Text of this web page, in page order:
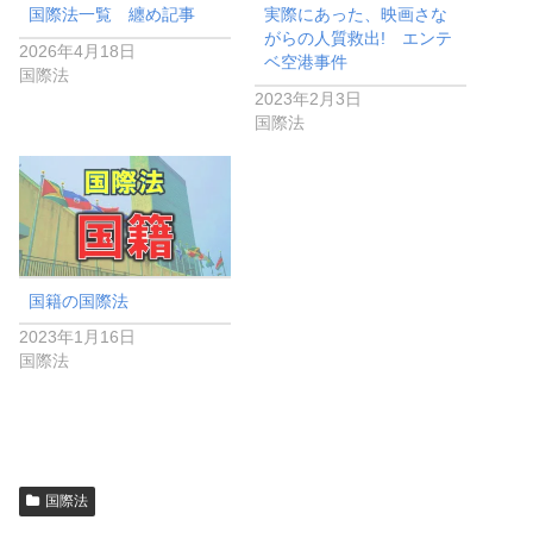
国際法一覧 纏め記事
2026年4月18日
国際法
実際にあった、映画さな
がらの人質救出! エンテ
ベ空港事件
2023年2月3日
国際法
国籍の国際法
2023年1月16日
国際法
国際法